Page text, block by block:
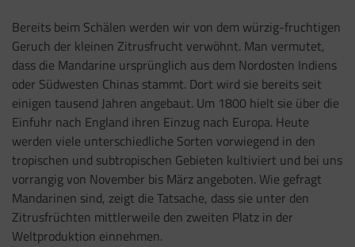
Bereits beim Schälen werden wir von dem würzig-fruchtigen
Geruch der kleinen Zitrusfrucht verwöhnt. Man vermutet,
dass die Mandarine ursprünglich aus dem Nordosten Indiens
oder Südwesten Chinas stammt. Dort wird sie bereits seit
einigen tausend Jahren angebaut. Um 1800 hielt sie über die
Einfuhr nach England ihren Einzug nach Europa. Heute
werden viele unterschiedliche Sorten vorwiegend in den
tropischen und subtropischen Gebieten kultiviert und bei uns
vorrangig von November bis März angeboten. Wie gefragt
Mandarinen sind, zeigt die Tatsache, dass sie unter den
Zitrusfrüchten mittlerweile den zweiten Platz in der
Weltproduktion einnehmen.